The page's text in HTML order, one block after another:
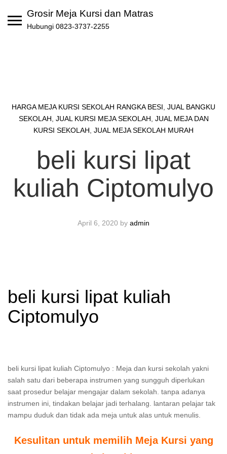
Grosir Meja Kursi dan Matras
Hubungi 0823-3737-2255
HARGA MEJA KURSI SEKOLAH RANGKA BESI JUAL BANGKU
SEKOLAH JUAL KURSI MEJA SEKOLAH JUAL MEJA DAN
KURSI SEKOLAH JUAL MEJA SEKOLAH MURAH
beli kursi lipat
kuliah Ciptomulyo
April 6, 2020 by admin
beli kursi lipat kuliah
Ciptomulyo
beli kursi lipat kuliah Ciptomulyo : Meja dan kursi sekolah yakni
salah satu dari beberapa instrumen yang sungguh diperlukan
saat prosedur belajar mengajar dalam sekolah. tanpa adanya
instrumen ini, tindakan belajar jadi terhalang. lantaran pelajar tak
mampu duduk dan tidak ada meja untuk alas untuk menulis.
Kesulitan untuk memilih Meja Kursi yang